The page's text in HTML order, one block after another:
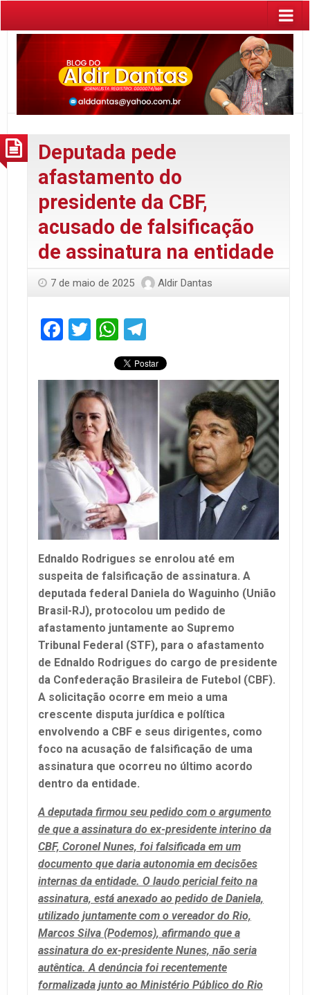
Deputada pede
afastamento do
presidente da CBF,
acusado de falsificação
de assinatura na entidade
7 de maio de 2025 Aldir Dantas
Facebook
TwitterWhatsApp
Ednaldo Rodrigues se enrolou até em
suspeita de falsificação de assinatura. A
deputada federal Daniela do Waguinho (União
Brasil-RJ), protocolou um pedido de
afastamento juntamente ao Supremo
Tribunal Federal (STF), para o afastamento
de Ednaldo Rodrigues do cargo de presidente
da Confederação Brasileira de Futebol (CBF).
A solicitação ocorre em meio a uma
crescente disputa jurídica e política
envolvendo a CBF e seus dirigentes, como
foco na acusação de falsificação de uma
assinatura que ocorreu no último acordo
dentro da entidade.
A deputada firmou seu pedido com o argumento
de que a assinatura do ex-presidente interino da
CBF, Coronel Nunes, foi falsificada em um
documento que daria autonomia em decisões
internas da entidade. O laudo pericial feito na
assinatura, está anexado ao pedido de Daniela,
utilizado juntamente com o vereador do Rio,
Marcos Silva (Podemos), afirmando que a
assinatura do ex-presidente Nunes, não seria
autêntica. A denúncia foi recentemente
formalizada junto ao Ministério Público do Rio